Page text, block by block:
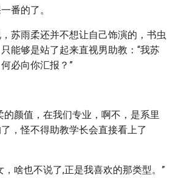
番的了。
苏雨柔还并不想让自己饰演的，书虫
能够是站了起来直视男助教：“我苏
必向你汇报？”
的颜值，在我们专业，啊不，是系里
，怪不得助教学长会直接看上了
，啥也不说了,正是我喜欢的那类型。”